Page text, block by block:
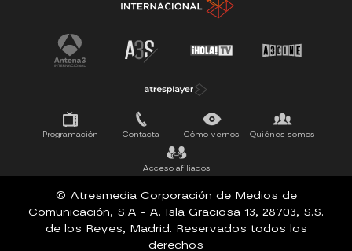
Tu cara me suena Pasapalabra
Programación Contacta Cómo vernos Quiénes somos
Acceso afiliados
© Atresmedia Corporación de Medios de
Comunicación, S.A - A. Isla Graciosa 13, 28703, S.S.
de los Reyes, Madrid. Reservados todos los
derechos